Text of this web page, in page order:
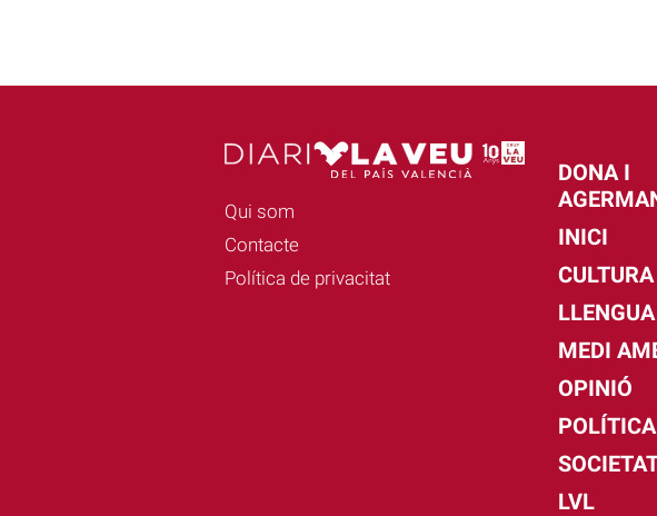
Qui som
Contacte
Política de privacitat
DONA I
INICI
CULTURA
LLENGUA
MEDI
OPINIÓ
POLÍTICA
LVL